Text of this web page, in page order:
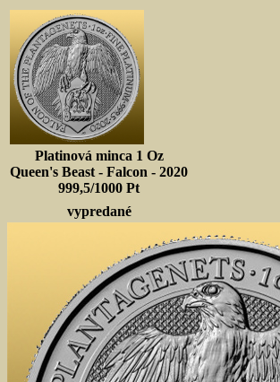
Platinová minca 1 Oz
Queen's Beast - Falcon - 2020
999,5/1000 Pt
vypredané